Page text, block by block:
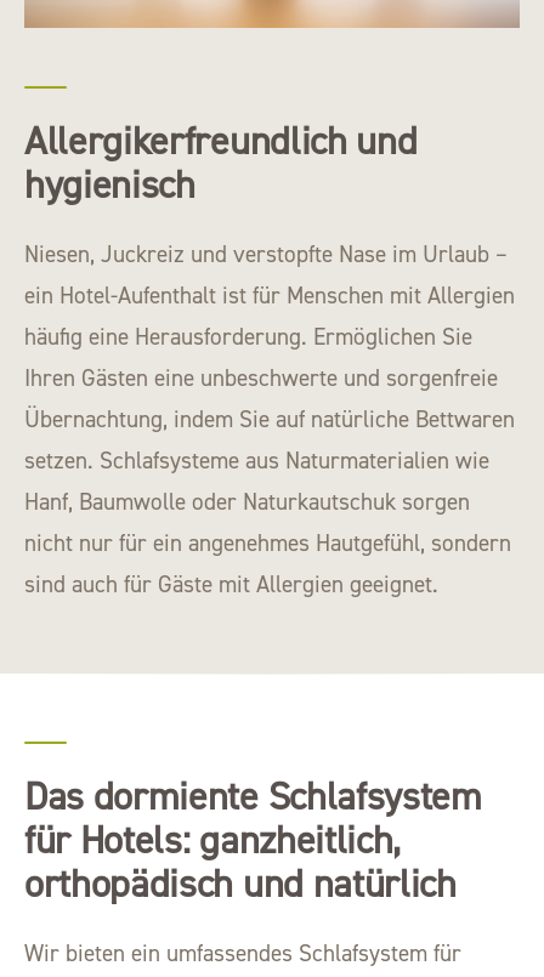
Allergikerfreundlich und
hygienisch
Niesen, Juckreiz und verstopfte Nase im Urlaub –
ein Hotel-Aufenthalt ist für Menschen mit Allergien
häufig eine Herausforderung. Ermöglichen Sie
Ihren Gästen eine unbeschwerte und sorgenfreie
Übernachtung, indem Sie auf natürliche Bettwaren
setzen. Schlafsysteme aus Naturmaterialien wie
Hanf, Baumwolle oder Naturkautschuk sorgen
nicht nur für ein angenehmes Hautgefühl, sondern
sind auch für Gäste mit Allergien geeignet.
Das dormiente Schlafsystem
für Hotels: ganzheitlich,
orthopädisch und natürlich
Wir bieten ein umfassendes Schlafsystem für